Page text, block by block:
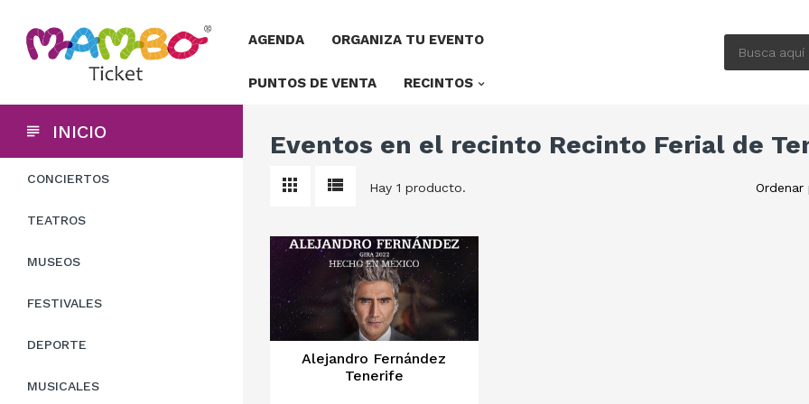
AGENDA ORGANIZA TU EVENTO
PUNTOS DE VENTA RECINTOS
INICIO
CONCIERTOS
TEATROS
MUSEOS
FESTIVALES
DEPORTE
MUSICALES
Eventos en el recinto Recinto Ferial de
Hay 1 producto. Ordenar
Alejandro Fernández
Tenerife